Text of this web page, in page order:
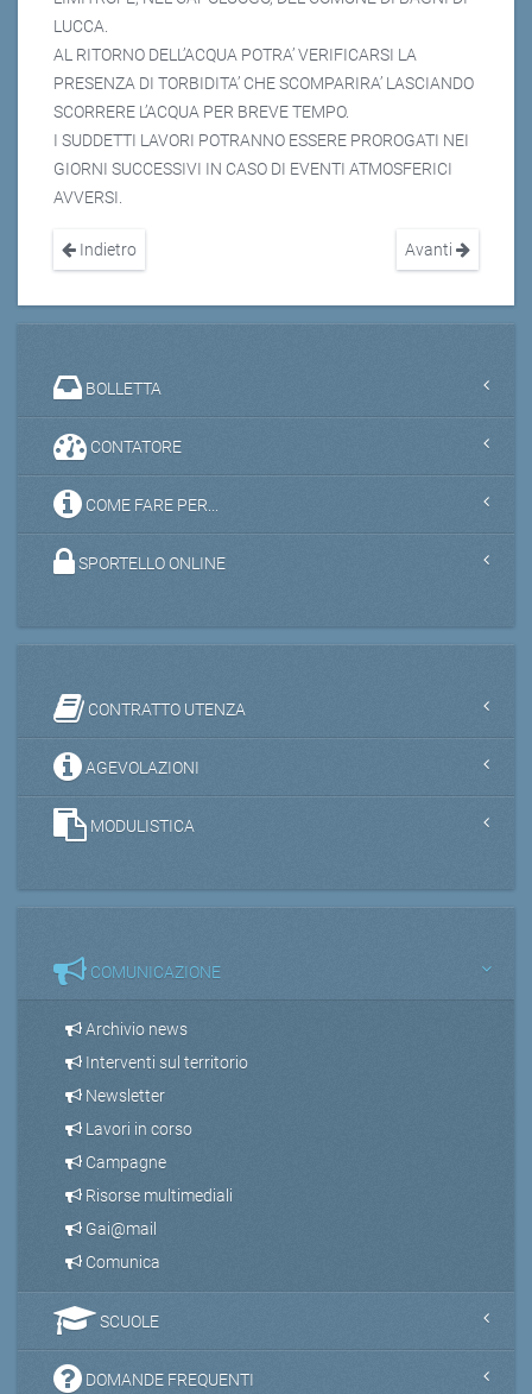
LUCCA.
AL RITORNO DELL’ACQUA POTRA’ VERIFICARSI LA
PRESENZA DI TORBIDITA’ CHE SCOMPARIRA’ LASCIANDO
SCORRERE L’ACQUA PER BREVE TEMPO.
I SUDDETTI LAVORI POTRANNO ESSERE PROROGATI NEI
GIORNI SUCCESSIVI IN CASO DI EVENTI ATMOSFERICI
AVVERSI.
Indietro Avanti
BOLLETTA
CONTATORE
COME FARE PER...
SPORTELLO ONLINE
CONTRATTO UTENZA
AGEVOLAZIONI
MODULISTICA
COMUNICAZIONE
Archivio news
Interventi sul territorio
Newsletter
Lavori in corso
Campagne
Risorse multimediali
Gai@mail
Comunica
SCUOLE
DOMANDE FREQUENTI